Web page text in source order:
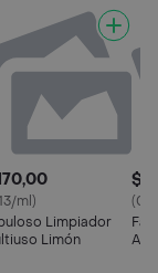
ml)
Limpiador
Limón
$